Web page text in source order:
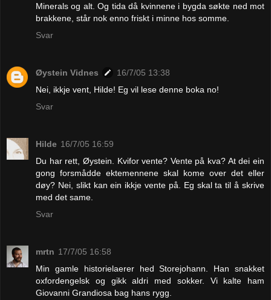
Minerals og alt. Og tida då kvinnene i bygda søkte ned mot
brakkene, står nok enno friskt i minne hos somme.
Svar
Øystein Vidnes
16/7/05 13:38
Nei, ikkje vent, Hilde! Eg vil lese denne boka no!
Svar
Hilde 16/7/05 16:59
Du har rett, Øystein. Kvifor vente? Vente på kva? At dei ein
gong forsmådde ektemennene skal kome over det eller
døy? Nei, slikt kan ein ikkje vente på. Eg skal ta til å skrive
med det same.
Svar
mrtn 17/7/05 16:58
Min gamle historielaerer hed Storejohann. Han snakket
oxfordengelsk og gikk aldri med sokker. Vi kalte ham
Giovanni Grandiosa bag hans rygg.